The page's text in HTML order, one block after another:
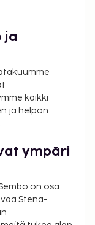
ottamalla
käyttäen.
välisenä aikana
välisenä
meille
käteismaksut
summaa
ja
kaikki
ja helpon
ympäri
on osa
Stena-